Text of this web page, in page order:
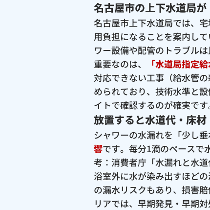
名古屋市の上下水道局
名古屋市上下水道局では、
用負担になることを案内し
ワー設備や配管のトラブル
重要なのは、
「水道局指定
対応できない工事（給水管
められており、技術水準と
イトで確認するのが確実です
放置すると水道代・床
シャワーの水漏れを「少し
響です。毎分1滴のペースで
考：消費者庁「水漏れと水道
浴室外に水が染み出すほどの
の漏水リスクもあり、損害
リアでは、早期発見・早期